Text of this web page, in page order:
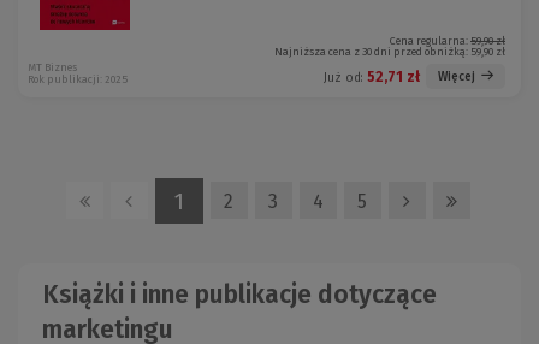
Cena regularna: 59,90 zł
Najniższa cena z 30 dni przed obniżką: 59,90 zł
Już od: 52,71 zł Więcej
MT Biznes
Rok publikacji: 2025
1 2 3 4 5
Książki i inne publikacje dotyczące
marketingu